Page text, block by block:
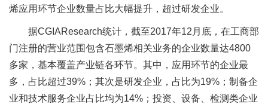
烯应用环节企业数量占比大幅提升，超过研发企业。
据CGIAResearch统计，截至2017年12月底，在工商部
门注册的营业范围包含石墨烯相关业务的企业数量达4800
多家，基本覆盖产业链各环节。其中，应用环节的企业最
多，占比超过39%；其次是研发企业，占比为19%；制备企
业和技术服务企业占比均为14%；投资、设备、检测类企业